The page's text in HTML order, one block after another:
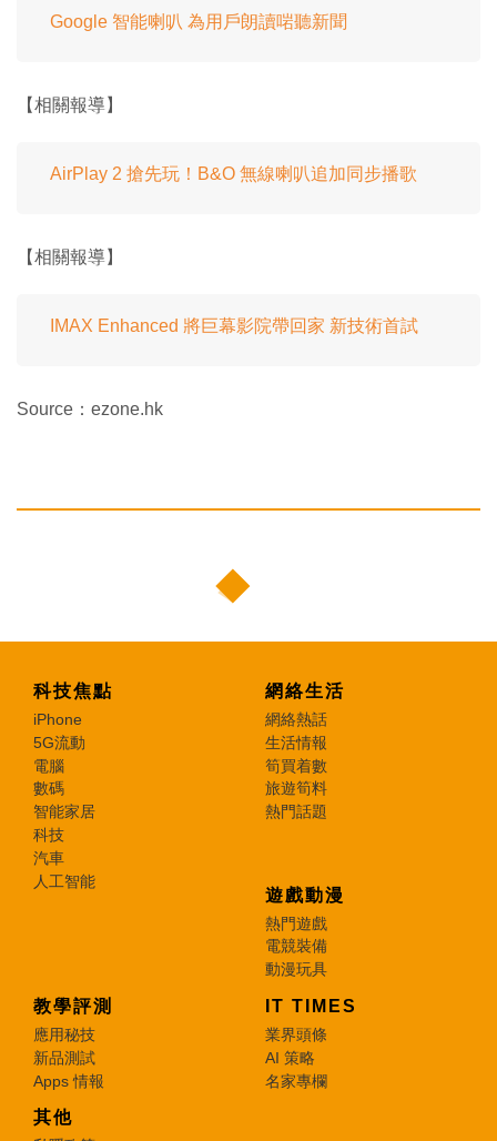
Google 智能喇叭 為用戶朗讀啱聽新聞
【相關報導】
AirPlay 2 搶先玩！B&O 無線喇叭追加同步播歌
【相關報導】
IMAX Enhanced 將巨幕影院帶回家 新技術首試
Source：ezone.hk
科技焦點
iPhone
5G流動
電腦
數碼
智能家居
科技
汽車
人工智能
網絡生活
網絡熱話
生活情報
筍買着數
旅遊筍料
熱門話題
遊戲動漫
熱門遊戲
電競裝備
動漫玩具
教學評測
應用秘技
新品測試
Apps 情報
IT TIMES
業界頭條
AI 策略
名家專欄
其他